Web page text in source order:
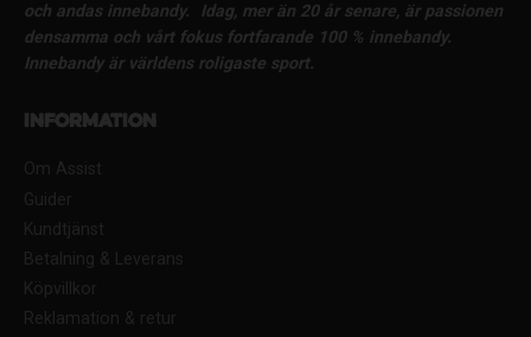
och andas innebandy.
Idag, mer än 20 år senare, är passionen
densamma och vårt fokus fortfarande 100 % innebandy.
Innebandy är världens roligaste sport.
Information
Om Assist
Guider
Kundtjänst
Betalning & Leverans
Köpvillkor
Reklamation & retur